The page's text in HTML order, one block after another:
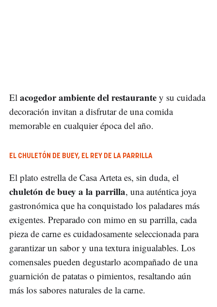
El acogedor ambiente del restaurante y su cuidada
decoración invitan a disfrutar de una comida
memorable en cualquier época del año.
EL CHULETÓN DE BUEY, EL REY DE LA PARRILLA
El plato estrella de Casa Arteta es, sin duda, el
chuletón de buey a la parrilla, una auténtica joya
gastronómica que ha conquistado los paladares más
exigentes. Preparado con mimo en su parrilla, cada
pieza de carne es cuidadosamente seleccionada para
garantizar un sabor y una textura inigualables. Los
comensales pueden degustarlo acompañado de una
guarnición de patatas o pimientos, resaltando aún
más los sabores naturales de la carne.